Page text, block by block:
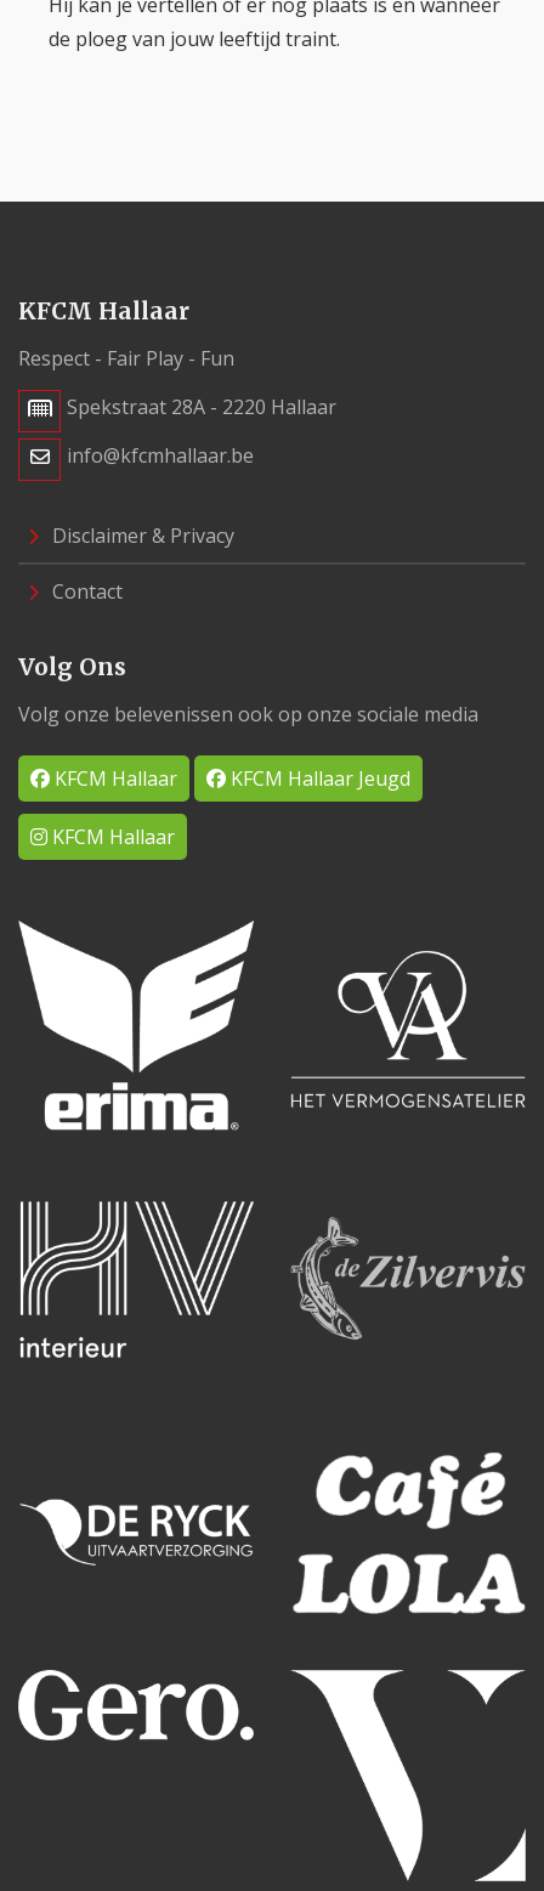
de ploeg van jouw leeftijd traint.
KFCM Hallaar
Respect - Fair Play - Fun
Spekstraat 28A - 2220 Hallaar
info@kfcmhallaar.be
Disclaimer & Privacy
Contact
Volg Ons
Volg onze belevenissen ook op onze sociale media
KFCM Hallaar KFCM Hallaar Jeugd
KFCM Hallaar